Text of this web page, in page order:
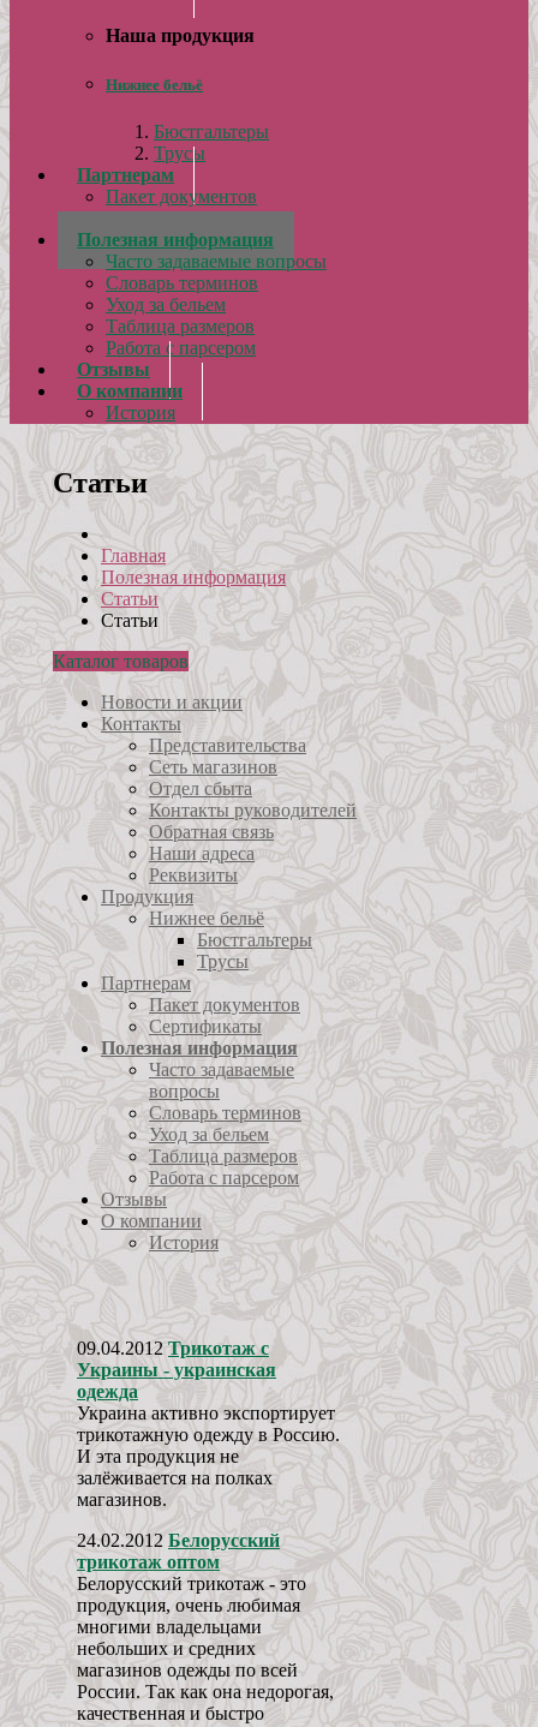
Наша продукция
Нижнее бельё
Бюстгальтеры
Трусы
Партнерам
Пакет документов
Полезная информация
Часто задаваемые вопросы
Словарь терминов
Уход за бельем
Таблица размеров
Работа с парсером
Отзывы
О компании
История
Статьи
Главная
Полезная информация
Статьи
Статьи
Каталог товаров
Новости и акции
Контакты
Представительства
Сеть магазинов
Отдел сбыта
Контакты руководителей
Обратная связь
Наши адреса
Реквизиты
Продукция
Нижнее бельё
Бюстгальтеры
Трусы
Партнерам
Пакет документов
Сертификаты
Полезная информация
Часто задаваемые
вопросы
Словарь терминов
Уход за бельем
Таблица размеров
Работа с парсером
Отзывы
О компании
История
09.04.2012 Трикотаж с
Украины - украинская
одежда
Украина активно экспортирует
трикотажную одежду в Россию.
И эта продукция не
залёживается на полках
магазинов.
24.02.2012 Белорусский
трикотаж оптом
Белорусский трикотаж - это
продукция, очень любимая
многими владельцами
небольших и средних
магазинов одежды по всей
России. Так как она недорогая,
качественная и быстро